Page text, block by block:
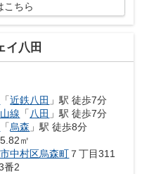
こちら
イ八田
「近鉄八田 」駅 徒歩7分
線 「 八田 」駅 徒歩7分
「烏森 」駅 徒歩8分
㎡
中村区烏森町 ７丁目311
番2